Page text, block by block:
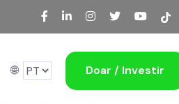
🌐 Doar / Investir